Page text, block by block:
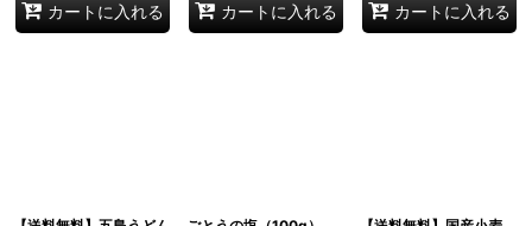
カートに入れる カートに入れる カートに入れる